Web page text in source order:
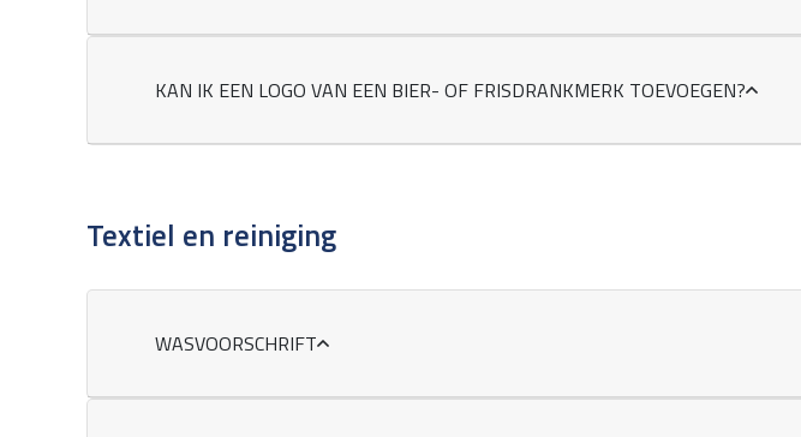
KAN IK EEN LOGO VAN EEN BIER- OF FRISDRANKMERK TOEVOEGEN?
Textiel en reiniging
WASVOORSCHRIFT